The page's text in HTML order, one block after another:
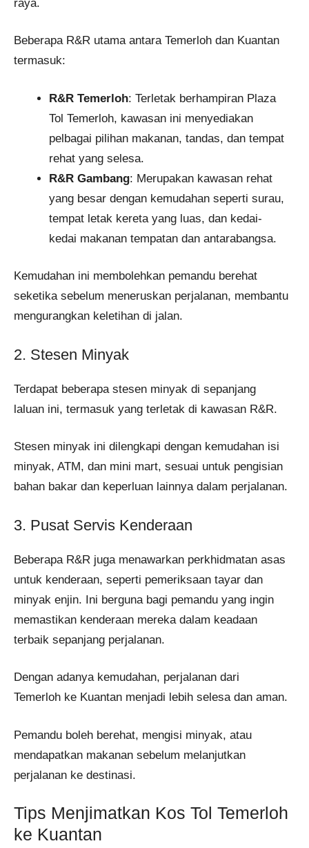
raya.
Beberapa R&R utama antara Temerloh dan Kuantan
termasuk:
R&R Temerloh: Terletak berhampiran Plaza
Tol Temerloh, kawasan ini menyediakan
pelbagai pilihan makanan, tandas, dan tempat
rehat yang selesa.
R&R Gambang: Merupakan kawasan rehat
yang besar dengan kemudahan seperti surau,
tempat letak kereta yang luas, dan kedai-
kedai makanan tempatan dan antarabangsa.
Kemudahan ini membolehkan pemandu berehat
seketika sebelum meneruskan perjalanan, membantu
mengurangkan keletihan di jalan.
2. Stesen Minyak
Terdapat beberapa stesen minyak di sepanjang
laluan ini, termasuk yang terletak di kawasan R&R.
Stesen minyak ini dilengkapi dengan kemudahan isi
minyak, ATM, dan mini mart, sesuai untuk pengisian
bahan bakar dan keperluan lainnya dalam perjalanan.
3. Pusat Servis Kenderaan
Beberapa R&R juga menawarkan perkhidmatan asas
untuk kenderaan, seperti pemeriksaan tayar dan
minyak enjin. Ini berguna bagi pemandu yang ingin
memastikan kenderaan mereka dalam keadaan
terbaik sepanjang perjalanan.
Dengan adanya kemudahan, perjalanan dari
Temerloh ke Kuantan menjadi lebih selesa dan aman.
Pemandu boleh berehat, mengisi minyak, atau
mendapatkan makanan sebelum melanjutkan
perjalanan ke destinasi.
Tips Menjimatkan Kos Tol Temerloh
ke Kuantan